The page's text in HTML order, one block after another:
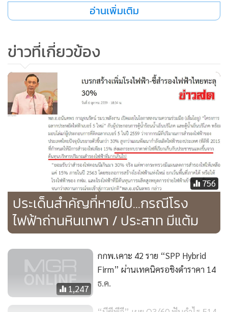
“การลงนามในครั้งนี้เพื่อศึกษาแนวทางการพัฒนาโซลาร์รูฟท็อป
เพื่อเชื่อมต่อระบบไฟฟ้าอัจฉริยะที่ทาง NNCL ไว้วางใจเลือก
GPSC เพราะเรามีความพร้อมและมีศักยภาพในการดำเนินงาน
เนื่องจากเป็นผู้นำในธุรกิจด้านพลังงาน (Power Flagship) ของ
กลุ่มบริษัท ปตท.ที่เล็งเห็นความสำคัญของนโยบายกระทรวง
พลังงานในการบริหารจัดการ การใช้พลังงานอย่างมีประสิทธิภาพ
และสิ่งแวดล้อมโดยจะช่วยลดปริมาณก๊าซเรือนกระจกอีกด้วย”
นอกจากนี้ บริษัทฯ วางแผนที่จะเข้าร่วมโครงการพัฒนา
อ่านเพิ่มเติม
ข่าวที่เกี่ยวข้อง
756
ประเด็นสำคัญที่หายไป...กรณีโรง
ไฟฟ้าถ่านหินเทพา / ประสาท มีแต้ม
1,247
กกพ.เคาะ 42 ราย “SPP Hybrid
Firm” ผ่านเทคนิครอชิงดำราคา 14
ธ.ค.